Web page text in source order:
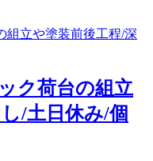
ク荷台の組立
/土日休み/個